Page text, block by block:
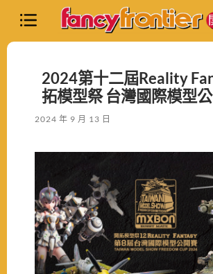
2024第十二屆Reality
拓模型祭 台灣國際模型
2024 年 9 月 13 日